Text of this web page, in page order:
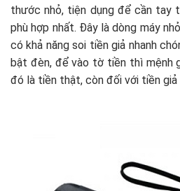
thước nhỏ, tiện dụng để cần tay
phù hợp nhất. Đây là dòng máy
có khả năng soi tiền giả nhanh
bật đèn, để vào tờ tiền thì mệnh
đó là tiền thật, còn đối với tiền giả